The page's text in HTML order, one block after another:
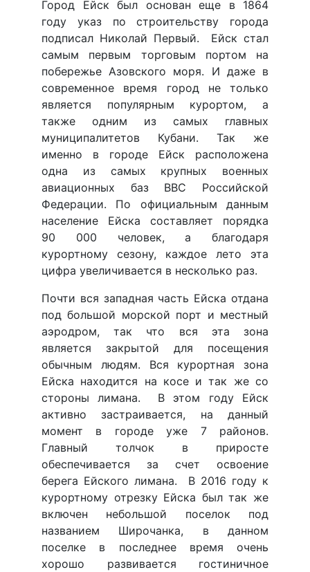
Город Ейск был основан еще в 1864
году указ по строительству города
подписал Николай Первый. Ейск стал
самым первым торговым портом на
побережье Азовского моря. И даже в
современное время город не только
является популярным курортом, а
также одним из самых главных
муниципалитетов Кубани. Так же
именно в городе Ейск расположена
одна из самых крупных военных
авиационных баз ВВС Российской
Федерации. По официальным данным
население Ейска составляет порядка
90 000 человек, а благодаря
курортному сезону, каждое лето эта
цифра увеличивается в несколько раз.
Почти вся западная часть Ейска отдана
под большой морской порт и местный
аэродром, так что вся эта зона
является закрытой для посещения
обычным людям. Вся курортная зона
Ейска находится на косе и так же со
стороны лимана. В этом году Ейск
активно застраивается, на данный
момент в городе уже 7 районов.
Главный толчок в приросте
обеспечивается за счет освоение
берега Ейского лимана. В 2016 году к
курортному отрезку Ейска был так же
включен небольшой поселок под
названием Широчанка, в данном
поселке в последнее время очень
хорошо развивается гостиничное